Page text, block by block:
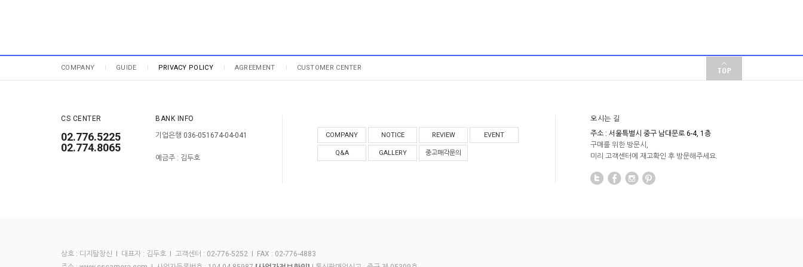
COMPANY GUIDE PRIVACY POLICY AGREEMENT CUSTOMER CENTER
CS CENTER
02.776.5225
02.774.8065
BANK INFO
기업은행 036-051674-04-041
예금주 : 김두호
COMPANY NOTICE REVIEW EVENT
Q&A GALLERY 중고매각문의
오시는 길
주소 : 서울특별시 중구 남대문로 6-4, 1층
구매를 위한 방문시,
미리 고객센터에 재고확인 후 방문해주세요.
상호 : 디지탈창신 I 대표자 : 김두호 I 고객센터 : 02-776-5252 I FAX : 02-776-4883